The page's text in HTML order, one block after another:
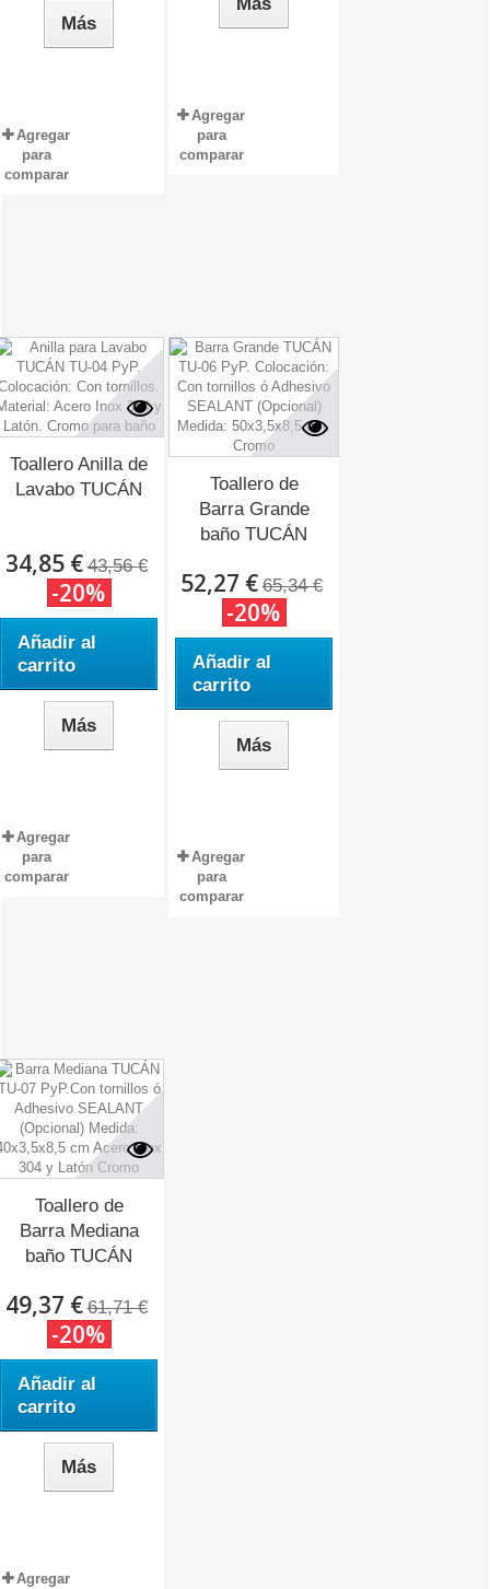
Más
Agregar
para
comparar
Agregar
para
comparar
Toallero Anilla de
Lavabo TUCÁN
34,85 € 43,56 €
-20%
Añadir al
carrito
Más
Agregar
para
comparar
Toallero de
Barra Grande
baño TUCÁN
52,27 € 65,34 €
-20%
Añadir al
carrito
Más
Agregar
para
comparar
Toallero de
Barra Mediana
baño TUCÁN
49,37 € 61,71 €
-20%
Añadir al
carrito
Más
Agregar